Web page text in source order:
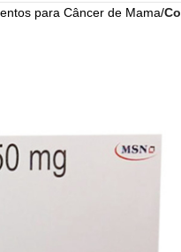
para Câncer de Mama/